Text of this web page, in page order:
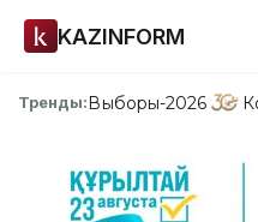
KAZINFORM
Тренды:Выборы-2026